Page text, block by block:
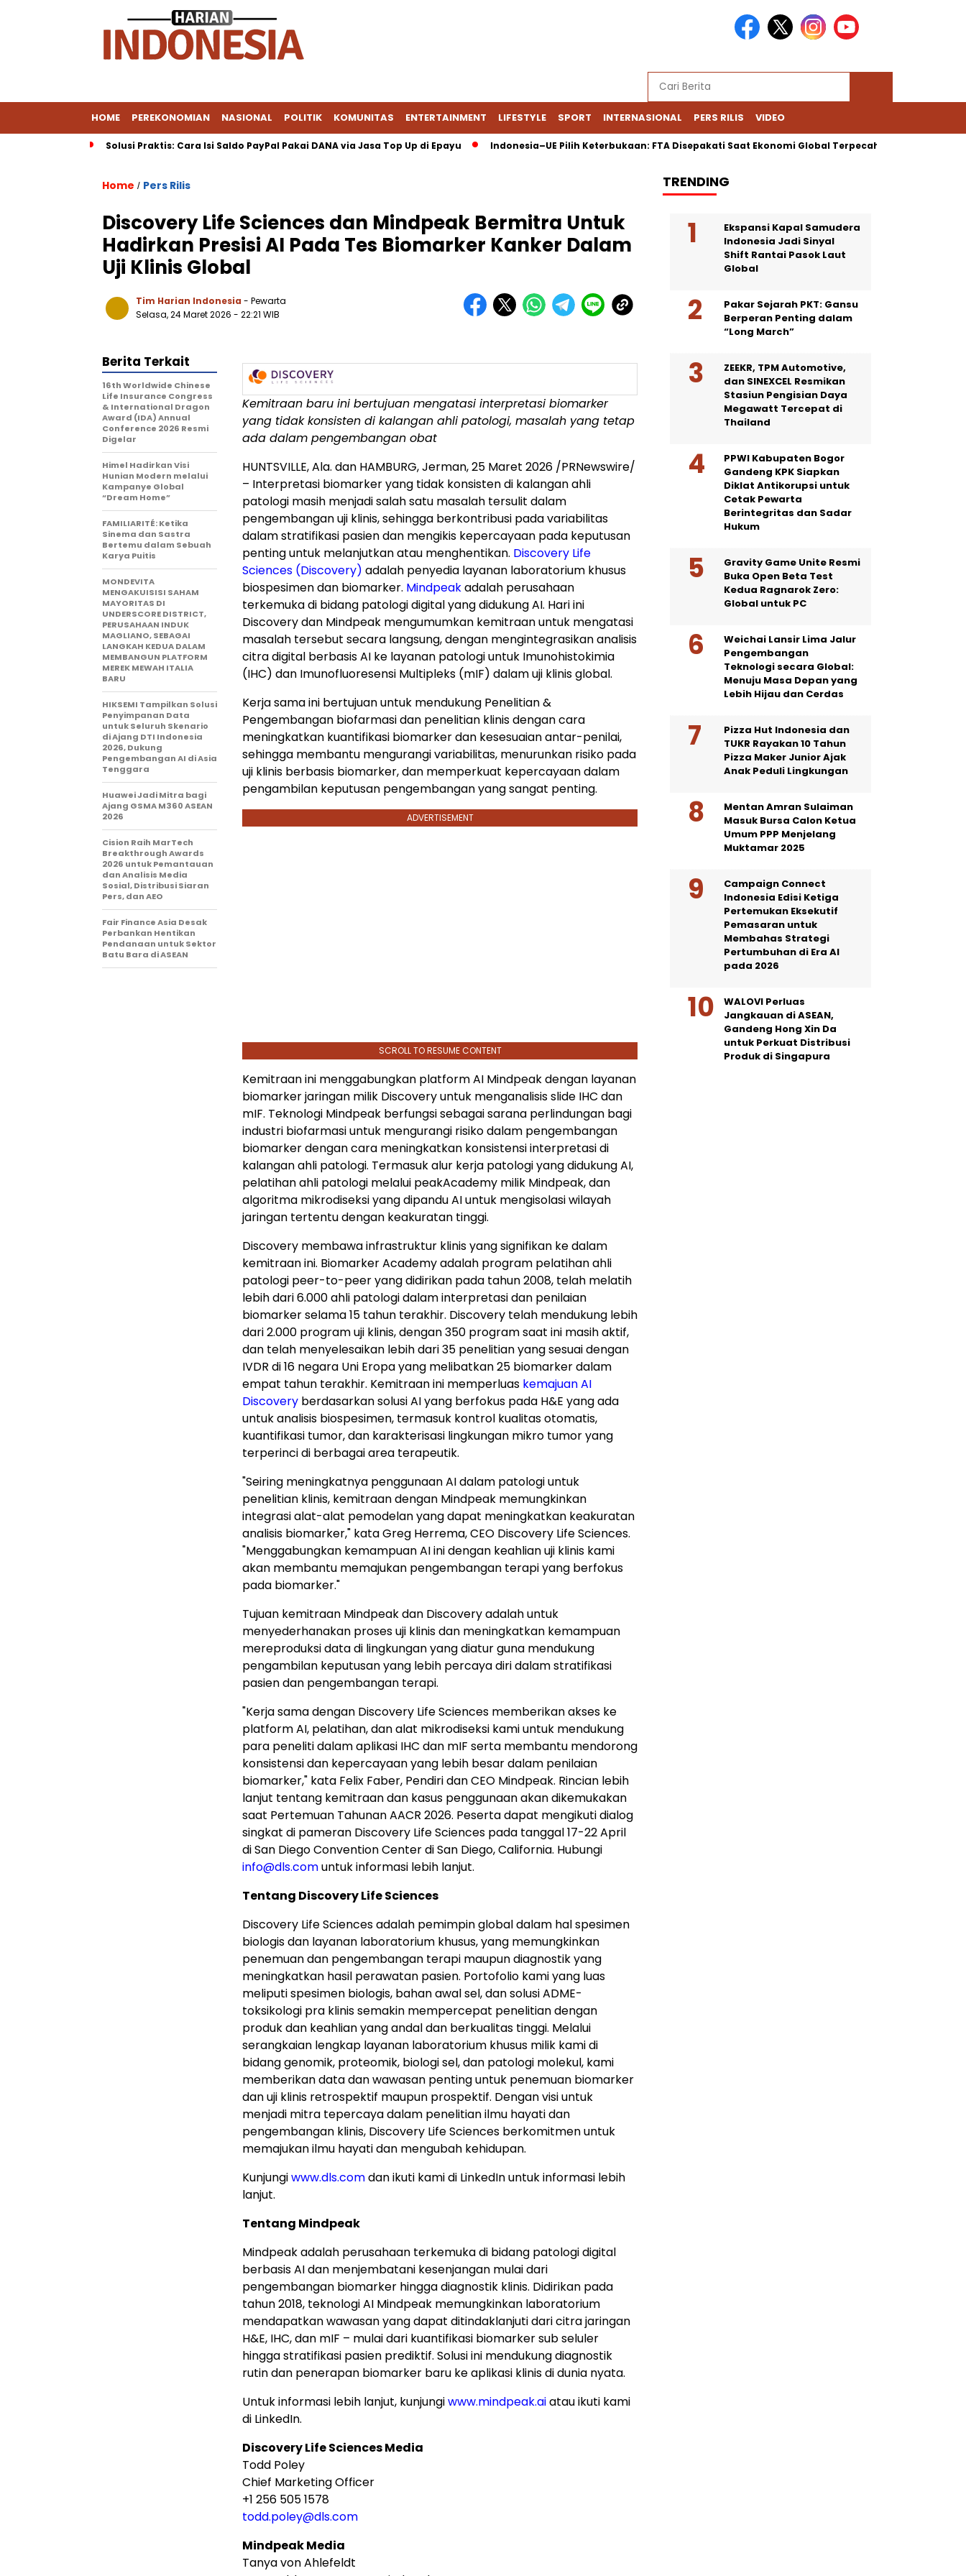
HOME PEREKONOMIAN NASIONAL POLITIK KOMUNITAS ENTERTAINMENT LIFESTYLE SPORT INTERNASIONAL PERS RILIS VIDEO
Solusi Praktis: Cara Isi Saldo PayPal Pakai DANA via Jasa Top Up di Epayu Indonesia–UE Pilih Keterbukaan: FTA Disepakati Saat Ekonomi Global Terpecah
Home / Pers Rilis
Discovery Life Sciences dan Mindpeak Bermitra Untuk
Hadirkan Presisi AI Pada Tes Biomarker Kanker Dalam
Uji Klinis Global
Tim Harian Indonesia - Pewarta
Selasa, 24 Maret 2026 - 22:21 WIB
Kemitraan baru ini bertujuan mengatasi interpretasi biomarker
yang tidak konsisten di kalangan ahli patologi, masalah yang tetap
ada dalam pengembangan obat
HUNTSVILLE, Ala. dan HAMBURG,Jerman, 25 Maret 2026 /PRNewswire/
– Interpretasi biomarker yang tidak konsisten di kalangan ahli
patologi masih menjadi salah satu masalah tersulit dalam
pengembangan uji klinis, sehingga berkontribusi pada variabilitas
dalam stratifikasi pasien dan mengikis kepercayaan pada keputusan
penting untuk melanjutkan atau menghentikan. Discovery Life
Sciences (Discovery) adalah penyedia layanan laboratorium khusus
biospesimen dan biomarker. Mindpeakadalah perusahaan
terkemuka di bidang patologi digital yang didukung AI. Hari ini
Discovery dan Mindpeak mengumumkan kemitraan untuk mengatasi
masalah tersebut secara langsung, dengan mengintegrasikan analisis
citra digital berbasis AI ke layanan patologi untuk Imunohistokimia
(IHC) dan Imunofluoresensi Multipleks (mIF) dalam uji klinis global.
Kerja sama ini bertujuan untuk mendukung Penelitian &
Pengembangan biofarmasi dan penelitian klinis dengan cara
meningkatkan kuantifikasi biomarker dan kesesuaian antar-penilai,
sehingga membantu mengurangi variabilitas, menurunkan risiko pada
uji klinis berbasis biomarker, dan memperkuat kepercayaan dalam
pengambilan keputusan pengembangan yang sangat penting.
ADVERTISEMENT
SCROLL TO RESUME CONTENT
Kemitraan ini menggabungkan platform AI Mindpeak dengan layanan
biomarker jaringan milik Discovery untuk menganalisis slide IHC dan
mIF. Teknologi Mindpeak berfungsi sebagai sarana perlindungan bagi
industri biofarmasi untuk mengurangi risiko dalam pengembangan
biomarker dengan cara meningkatkan konsistensi interpretasi di
kalangan ahli patologi. Termasuk alur kerja patologi yang didukung AI,
pelatihan ahli patologi melalui peakAcademy milik Mindpeak, dan
algoritma mikrodiseksi yang dipandu AI untuk mengisolasi wilayah
jaringan tertentu dengan keakuratan tinggi.
Discovery membawa infrastruktur klinis yang signifikan ke dalam
kemitraan ini. Biomarker Academy adalah program pelatihan ahli
patologi peer-to-peer yang didirikan pada tahun 2008, telah melatih
lebih dari 6.000 ahli patologi dalam interpretasi dan penilaian
biomarker selama 15 tahun terakhir. Discovery telah mendukung lebih
dari 2.000 program uji klinis, dengan 350 program saat ini masih aktif,
dan telah menyelesaikan lebih dari 35 penelitian yang sesuai dengan
IVDR di 16 negara Uni Eropa yang melibatkan 25 biomarker dalam
empat tahun terakhir. Kemitraan ini memperluas kemajuan AI
Discovery berdasarkan solusi AI yang berfokus pada H&E yang ada
untuk analisis biospesimen, termasuk kontrol kualitas otomatis,
kuantifikasi tumor, dan karakterisasi lingkungan mikro tumor yang
terperinci di berbagai area terapeutik.
"Seiring meningkatnya penggunaan AI dalam patologi untuk
penelitian klinis, kemitraan dengan Mindpeak memungkinkan
integrasi alat-alat pemodelan yang dapat meningkatkan keakuratan
analisis biomarker," kata Greg Herrema, CEO Discovery Life Sciences.
"Menggabungkan kemampuan AI ini dengan keahlian uji klinis kami
akan membantu memajukan pengembangan terapi yang berfokus
pada biomarker."
Tujuan kemitraan Mindpeak dan Discovery adalah untuk
menyederhanakan proses uji klinis dan meningkatkan kemampuan
mereproduksi data di lingkungan yang diatur guna mendukung
pengambilan keputusan yang lebih percaya diri dalam stratifikasi
pasien dan pengembangan terapi.
"Kerja sama dengan Discovery Life Sciences memberikan akses ke
platform AI, pelatihan, dan alat mikrodiseksi kami untuk mendukung
para peneliti dalam aplikasi IHC dan mIF serta membantu mendorong
konsistensi dan kepercayaan yang lebih besar dalam penilaian
biomarker," kata Felix Faber, Pendiri dan CEO Mindpeak. Rincian lebih
lanjut tentang kemitraan dan kasus penggunaan akan dikemukakan
saat Pertemuan Tahunan AACR 2026. Peserta dapat mengikuti dialog
singkat di pameran Discovery Life Sciences pada tanggal 17-22 April
di San Diego Convention Center di San Diego, California. Hubungi
info@dls.comuntuk informasi lebih lanjut.
Tentang Discovery Life Sciences
Discovery Life Sciences adalah pemimpin global dalam hal spesimen
biologis dan layanan laboratorium khusus, yang memungkinkan
penemuan dan pengembangan terapi maupun diagnostik yang
meningkatkan hasil perawatan pasien. Portofolio kami yang luas
meliputi spesimen biologis, bahan awal sel, dan solusi ADME-
toksikologi pra klinis semakin mempercepat penelitian dengan
produk dan keahlian yang andal dan berkualitas tinggi. Melalui
serangkaian lengkap layanan laboratorium khusus milik kami di
bidang genomik, proteomik, biologi sel, dan patologi molekul, kami
memberikan data dan wawasan penting untuk penemuan biomarker
dan uji klinis retrospektif maupun prospektif. Dengan visi untuk
menjadi mitra tepercaya dalam penelitian ilmu hayati dan
pengembangan klinis, Discovery Life Sciences berkomitmen untuk
memajukan ilmu hayati dan mengubah kehidupan.
Kunjungiwww.dls.comdan ikuti kami di LinkedIn untuk informasi lebih
lanjut.
Tentang Mindpeak
Mindpeak adalah perusahaan terkemuka di bidang patologi digital
berbasis AI dan menjembatani kesenjangan mulai dari
pengembangan biomarker hingga diagnostik klinis. Didirikan pada
tahun 2018, teknologi AI Mindpeak memungkinkan laboratorium
mendapatkan wawasan yang dapat ditindaklanjuti dari citra jaringan
H&E, IHC, dan mIF – mulai dari kuantifikasi biomarker sub seluler
hingga stratifikasi pasien prediktif. Solusi ini mendukung diagnostik
rutin dan penerapan biomarker baru ke aplikasi klinis di dunia nyata.
Untuk informasi lebih lanjut, kunjungiwww.mindpeak.aiatau ikuti kami
di LinkedIn.
Discovery Life Sciences Media
Todd Poley
Chief Marketing Officer
+1 256 505 1578
todd.poley@dls.com
Mindpeak Media
Tanya von Ahlefeldt
Berita Terkait
16th Worldwide Chinese
Life Insurance Congress
& International Dragon
Award (IDA) Annual
Conference 2026 Resmi
Digelar
Himel Hadirkan Visi
Hunian Modern melalui
Kampanye Global
“Dream Home”
FAMILIARITÉ: Ketika
Sinema dan Sastra
Bertemu dalam Sebuah
Karya Puitis
MONDEVITA
MENGAKUISISI SAHAM
MAYORITAS DI
UNDERSCORE DISTRICT,
PERUSAHAAN INDUK
MAGLIANO, SEBAGAI
LANGKAH KEDUA DALAM
MEMBANGUN PLATFORM
MEREK MEWAH ITALIA
BARU
HIKSEMI Tampilkan Solusi
Penyimpanan Data
untuk Seluruh Skenario
di Ajang DTI Indonesia
2026, Dukung
Pengembangan AI di Asia
Tenggara
Huawei Jadi Mitra bagi
Ajang GSMA M360 ASEAN
2026
Cision Raih MarTech
Breakthrough Awards
2026 untuk Pemantauan
dan Analisis Media
Sosial, Distribusi Siaran
Pers, dan AEO
Fair Finance Asia Desak
Perbankan Hentikan
Pendanaan untuk Sektor
Batu Bara di ASEAN
TRENDING
Ekspansi Kapal Samudera
Indonesia Jadi Sinyal
Shift Rantai Pasok Laut
Global
Pakar Sejarah PKT: Gansu
Berperan Penting dalam
“Long March”
ZEEKR, TPM Automotive,
dan SINEXCEL Resmikan
Stasiun Pengisian Daya
Megawatt Tercepat di
Thailand
PPWI Kabupaten Bogor
Gandeng KPK Siapkan
Diklat Antikorupsi untuk
Cetak Pewarta
Berintegritas dan Sadar
Hukum
Gravity Game Unite Resmi
Buka Open Beta Test
Kedua Ragnarok Zero:
Global untuk PC
Weichai Lansir Lima Jalur
Pengembangan
Teknologi secara Global:
Menuju Masa Depan yang
Lebih Hijau dan Cerdas
Pizza Hut Indonesia dan
TUKR Rayakan 10 Tahun
Pizza Maker Junior Ajak
Anak Peduli Lingkungan
Mentan Amran Sulaiman
Masuk Bursa Calon Ketua
Umum PPP Menjelang
Muktamar 2025
Campaign Connect
Indonesia Edisi Ketiga
Pertemukan Eksekutif
Pemasaran untuk
Membahas Strategi
Pertumbuhan di Era AI
pada 2026
WALOVI Perluas
Jangkauan di ASEAN,
Gandeng Hong Xin Da
untuk Perkuat Distribusi
Produk di Singapura